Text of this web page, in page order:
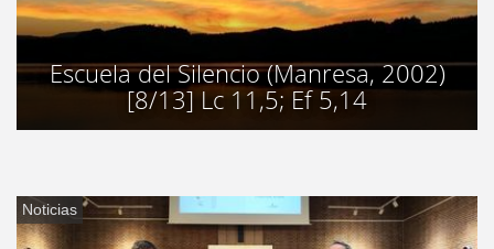
Escuela del Silencio (Manresa, 2002)
[8/13] Lc 11,5; Ef 5,14
Noticias